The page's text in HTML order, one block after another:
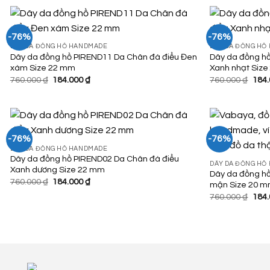
184.000 ₫.
-76%
Add to
DÂY DA ĐỒNG HỒ HANDMADE
Dây da đồng hồ PIREND11 Da Chân đà điểu Đen
xám Size 22 mm
760.000₫ Giá
184.000₫Giá
184.000 ₫.
-76%
DÂY DA ĐỒNG HỒ
Dây da đồng
Xanh nhạt Size
760.000₫ Giá
-76%
Add to
DÂY DA ĐỒNG HỒ HANDMADE
Dây da đồng hồ PIREND02 Da Chân đà điểu
Xanh dương Size 22 mm
760.000₫ Giá
184.000₫Giá
-76%
DÂY DA ĐỒNG HỒ
Dây da đồng
mận Size 20
760.000₫ Giá